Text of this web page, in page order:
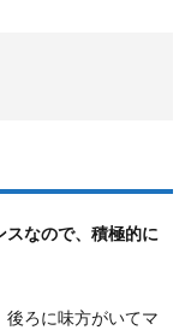
なので、積極的に
ろに味方がいてマ